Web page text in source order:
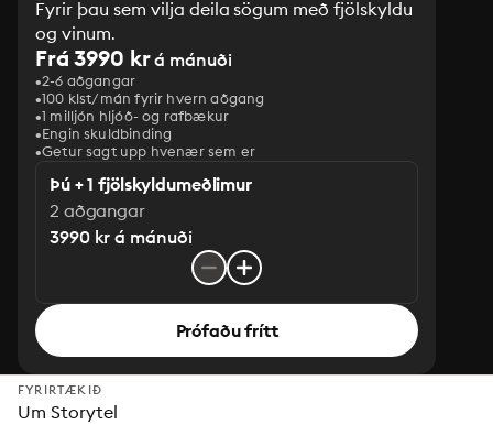
Fyrir þau sem vilja deila sögum með fjölskyldu
og vinum.
Frá 3990 krá mánuði
2-6 aðgangar
100 klst/mán fyrir hvern aðgang
1 milljón hljóð- og rafbækur
‎Engin skuldbinding
Getur sagt upp hvenær sem er
Þú + 1 fjölskyldumeðlimur
2 aðgangar
3990 kr á mánuði
Prófaðu frítt
FYRIRTÆKIÐ
Um Storytel